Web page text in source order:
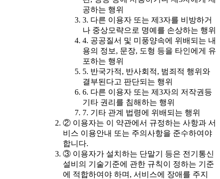
공하는 행위
3. 다른 이용자 또는 제3자를 비방하거
나 중상모략으로 명예를 손상하는 행위
4. 공공질서 및 미풍양속에 위배되는 내
용의 정보, 문장, 도형 등을 타인에게 유
포하는 행위
5. 반국가적, 반사회적, 범죄적 행위와
결부된다고 판단되는 행위
6. 다른 이용자 또는 제3자의 저작권등
기타 권리를 침해하는 행위
7. 기타 관계 법령에 위배되는 행위
② 이용자는 이 약관에서 규정하는 사항과 서
비스 이용안내 또는 주의사항을 준수하여야
합니다.
③ 이용자가 설치하는 단말기 등은 전기통신
설비의 기술기준에 관한 규칙이 정하는 기준
에 적합하여야 하며, 서비스에 장애를 주지